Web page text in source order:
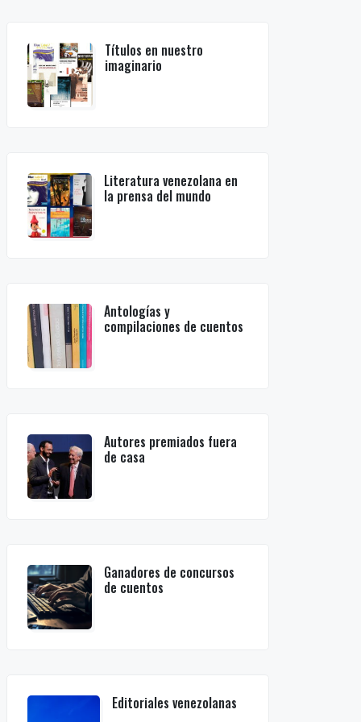
Títulos en nuestro
imaginario
Literatura venezolana en
la prensa del mundo
Antologías y
compilaciones de cuentos
Autores premiados fuera
de casa
Ganadores de concursos
de cuentos
Editoriales venezolanas